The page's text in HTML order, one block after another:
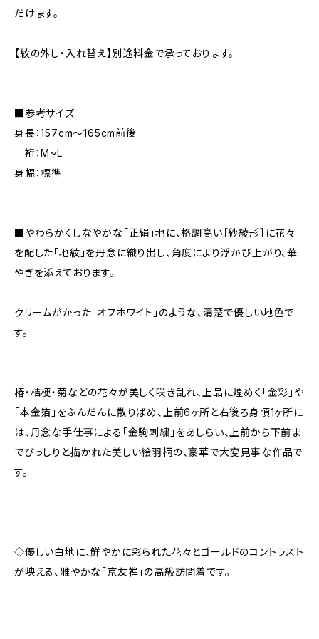
だけます。
【紋の外し・入れ替え】別途料金で承っております。
■参考サイズ
身長：157cm～165cm前後
裄：M~L
身幅：標準
■やわらかくしなやかな「正絹」地に、格調高い［紗綾形］に花々
を配した「地紋」を丹念に織り出し、角度により浮かび上がり、華
やぎを添えております。
クリームがかった「オフホワイト」のような、清楚で優しい地色で
す。
椿・桔梗・菊などの花々が美しく咲き乱れ、上品に煌めく「金彩」や
「本金箔」をふんだんに散りばめ、上前6ヶ所と右後ろ身頃1ヶ所に
は、丹念な手仕事による「金駒刺繍」をあしらい、上前から下前ま
でびっしりと描かれた美しい絵羽柄の、豪華で大変見事な作品で
す。
◇優しい白地に、鮮やかに彩られた花々とゴールドのコントラスト
が映える、雅やかな「京友禅」の高級訪問着です。